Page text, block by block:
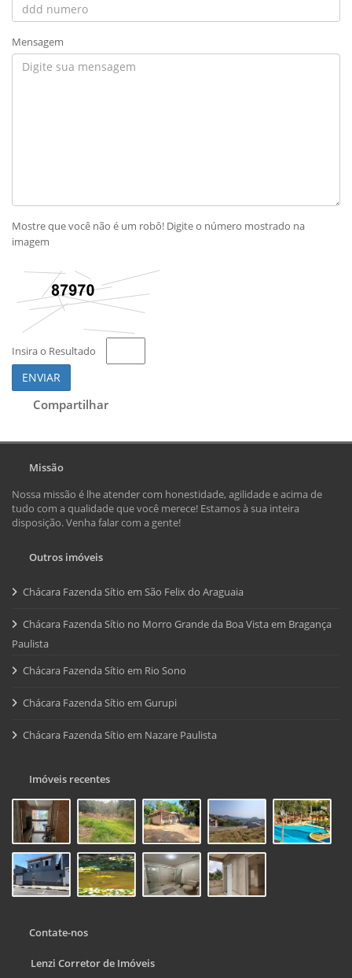
Mensagem
Mostre que você não é um robô! Digite o número mostrado na
imagem
Insira o Resultado
ENVIAR
Compartilhar
Missão
Nossa missão é lhe atender com honestidade, agilidade e acima de
tudo com a qualidade que você merece! Estamos à sua inteira
disposição. Venha falar com a gente!
Outros imóveis
Chácara Fazenda Sítio em São Felix do Araguaia
Chácara Fazenda Sítio no Morro Grande da Boa Vista em Bragança
Paulista
Chácara Fazenda Sítio em Rio Sono
Chácara Fazenda Sítio em Gurupi
Chácara Fazenda Sítio em Nazare Paulista
Imóveis recentes
Contate-nos
Lenzi Corretor de Imóveis